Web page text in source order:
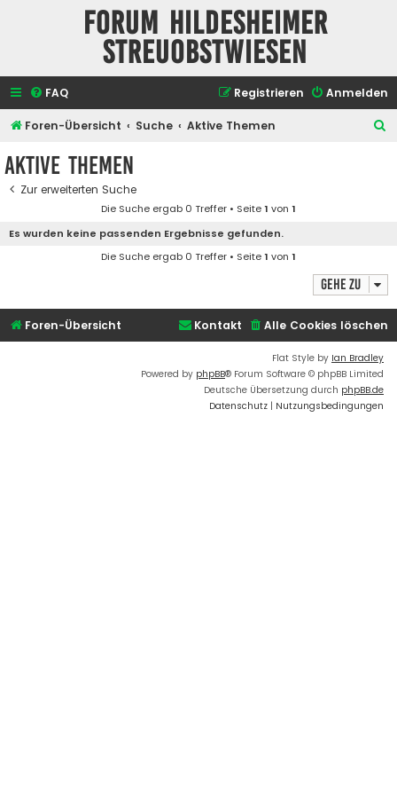
Forum Hildesheimer
Streuobstwiesen
FAQ Anmelden
Registrieren
Foren-Übersicht Suche Aktive Themen
Aktive Themen
Zur erweiterten Suche
Die Suche ergab 0 Treffer • Seite1 von 1
Es wurden keine passenden Ergebnisse gefunden.
Die Suche ergab 0 Treffer • Seite1 von 1
Gehe zu
Foren-Übersicht Alle Cookies löschen
Kontakt
Flat Style by Ian Bradley
Powered by phpBB® Forum Software © phpBB Limited
Deutsche Übersetzung durch phpBB.de
Datenschutz | Nutzungsbedingungen